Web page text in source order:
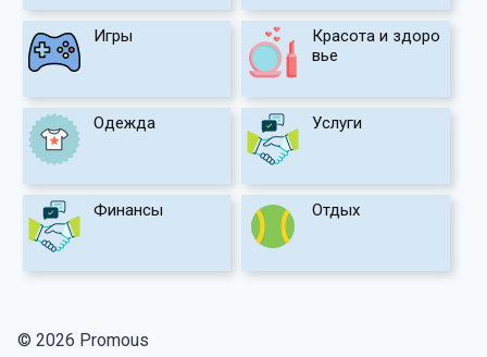
Игры
Красота и здоро
вье
Одежда Услуги
Финансы Отдых
© 2026 Promous